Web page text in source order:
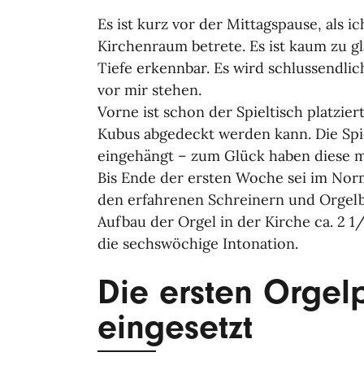
Es ist kurz vor der Mittagspause, als
Kirchenraum betrete. Es ist kaum zu
Tiefe erkennbar. Es wird
vor mir stehen.
Vorne ist schon der Spieltisch
Kubus abgedeckt werden kann. Die
eingehängt – zum Glück haben diese
Bis Ende der ersten Woche sei im
den erfahrenen Schreinern und
Aufbau der Orgel in der Kirche ca. 2
die sechswöchige Intonation.
Die ersten
eingesetzt